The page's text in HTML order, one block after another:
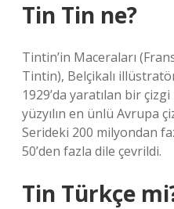
Tin Tin ne?
Tintin’in Maceraları
Tintin), Belçikalı
1929’da yaratılan bir
yüzyılın en ünlü Avrupa
Serideki 200 milyondan
50’den fazla dile çevrildi.
Tin Türkçe